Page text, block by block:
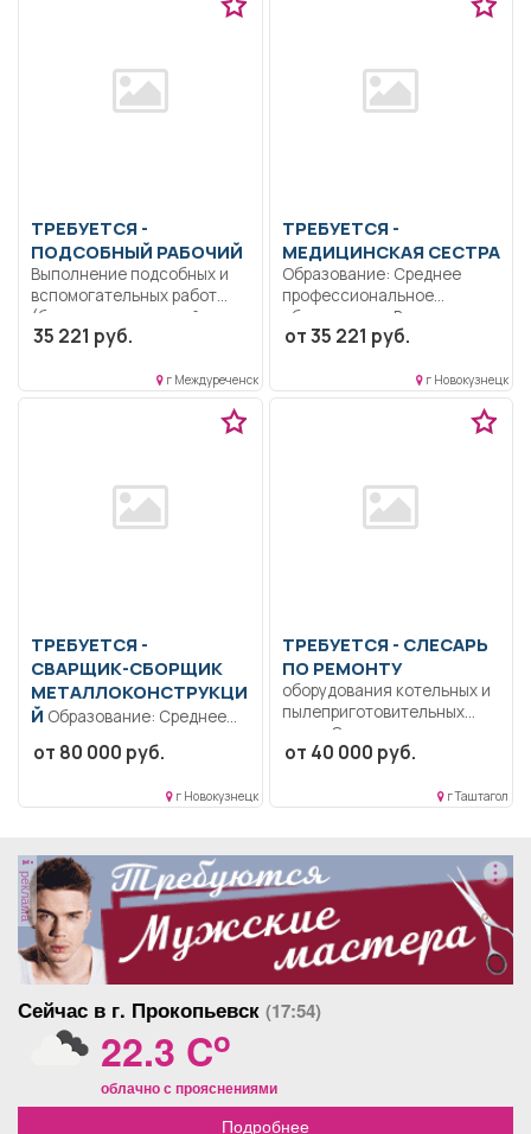
ТРЕБУЕТСЯ -
ПОДСОБНЫЙ РАБОЧИЙ
Выполнение подсобных и
вспомогательных работ
(без вредных условий
труда)....
35 221 руб.
г Междуреченск
ТРЕБУЕТСЯ -
МЕДИЦИНСКАЯ СЕСТРА
Образование: Среднее
профессиональное
образование.. Выполняет
назначения врача
от 35 221 руб.
г Новокузнецк
ТРЕБУЕТСЯ -
СВАРЩИК-СБОРЩИК
МЕТАЛЛОКОНСТРУКЦИ
Й
образование..
качественное проведение
от 80 000 руб.
г Новокузнецк
ТРЕБУЕТСЯ - СЛЕСАРЬ
ПО РЕМОНТУ
оборудования котельных и
пылеприготовительных
цехов Осуществляет
разборку, ремонт,
от 40 000 руб.
г Таштагол
реклама
Сейчас в г. Прокопьевск (17:54)
22.3 Co
облачно с прояснениями
Подробнее